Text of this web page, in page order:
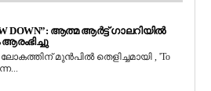
DOWN”: ആത്മ ആർട്ട് ഗാലറിയിൽ
മുൻപിൽ തെളിച്ചമായി , 'To